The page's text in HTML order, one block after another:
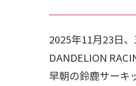
2025年11月23日
DANDELION
早朝の鈴鹿サーキ